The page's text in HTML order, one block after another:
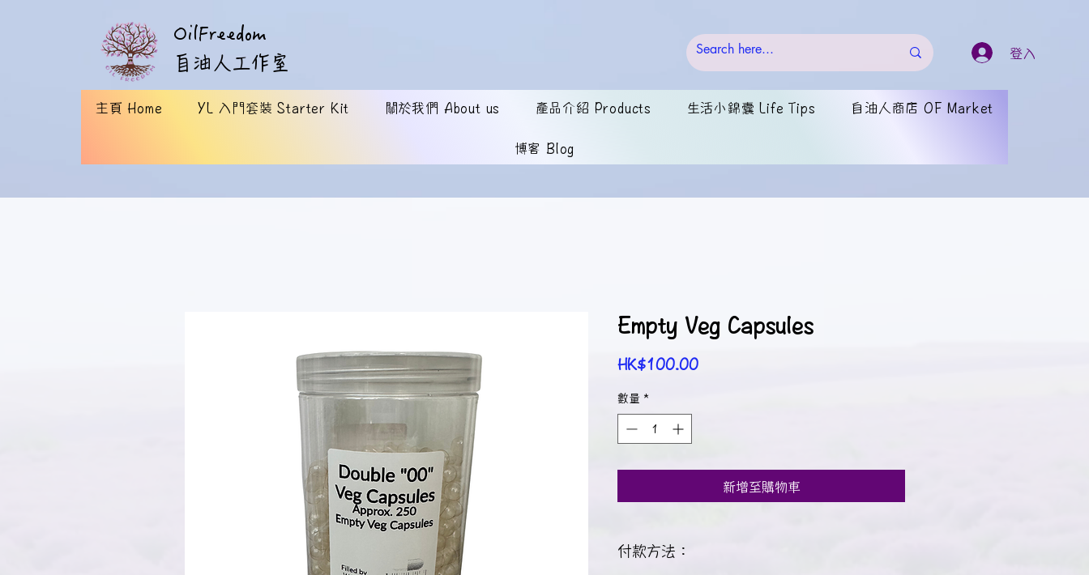
OilFreedom
​自油人工作室
登入
主頁 Home YL 入門套裝 Starter Kit 關於我們 About us 產品介紹 Products 生活小錦囊 Life Tips 自油人商店 OF Market
博客 Blog
Empty Veg Capsules
HK$100.00價
數量 *
新增至購物車
付款方法：